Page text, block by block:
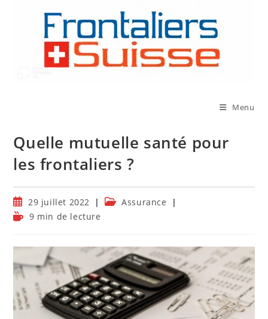
Menu
Quelle mutuelle santé pour
les frontaliers ?
Publication
publiée :
29 juillet 2022
PostAssurance
Temps9 min de lecture